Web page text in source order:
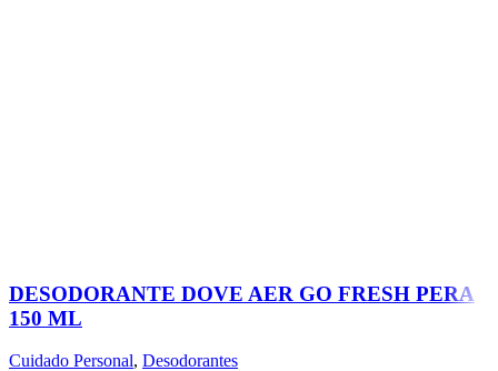
DESODORANTE DOVE AER GO FRESH PERA
150 ML
Cuidado Personal, Desodorantes